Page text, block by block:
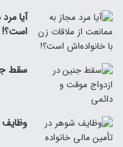
آیا
است؟!
سقط
وظایف